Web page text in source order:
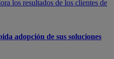
los resultados de los clientes de
adopción de sus soluciones